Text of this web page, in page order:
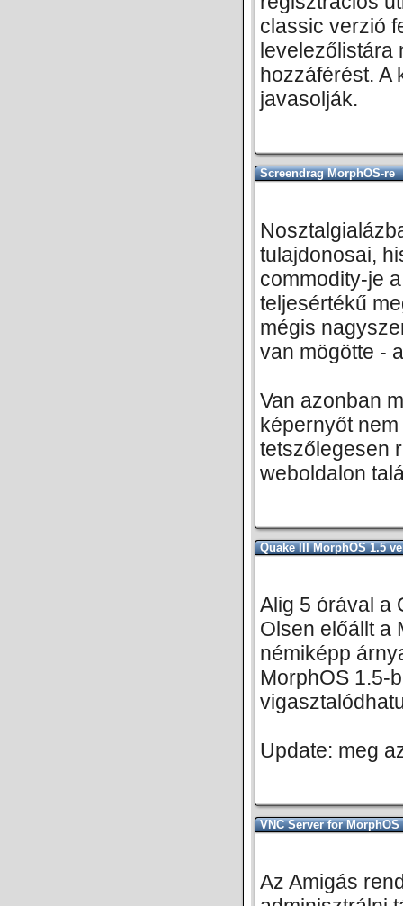
classic verzió
levelezőlistára
hozzáférést. A
javasolják.
Screendrag MorphOS-re
tulajdonosai,
commodity-je
teljesértékű
mégis
van mögötte -
Van azonban
képernyőt
tetszőlegesen
weboldalon
Quake III MorphOS 1.5
Alig 5 órával a
Olsen előállt a
némiképp
MorphOS 1.5-
Update: meg
VNC Server for MorphOS
Az Amigás